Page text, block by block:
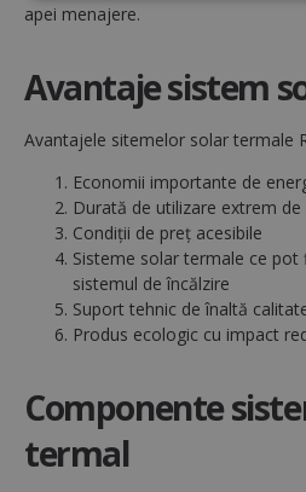
apei menajere.
Avantaje sistem
Avantajele sitemelor solar termale
Economii importante de
Durată de utilizare extrem de
Condiții de preț acesibile
Sisteme solar termale ce
sistemul de încălzire
Suport tehnic de înaltă
Produs ecologic cu impact
Componente
termal
necesare
funcţionalitate
Strict necesare
De targetare
De
Cookie-urile strict necesare
fi autentificarea utilizatorului și
contului. Site-ul web nu poate